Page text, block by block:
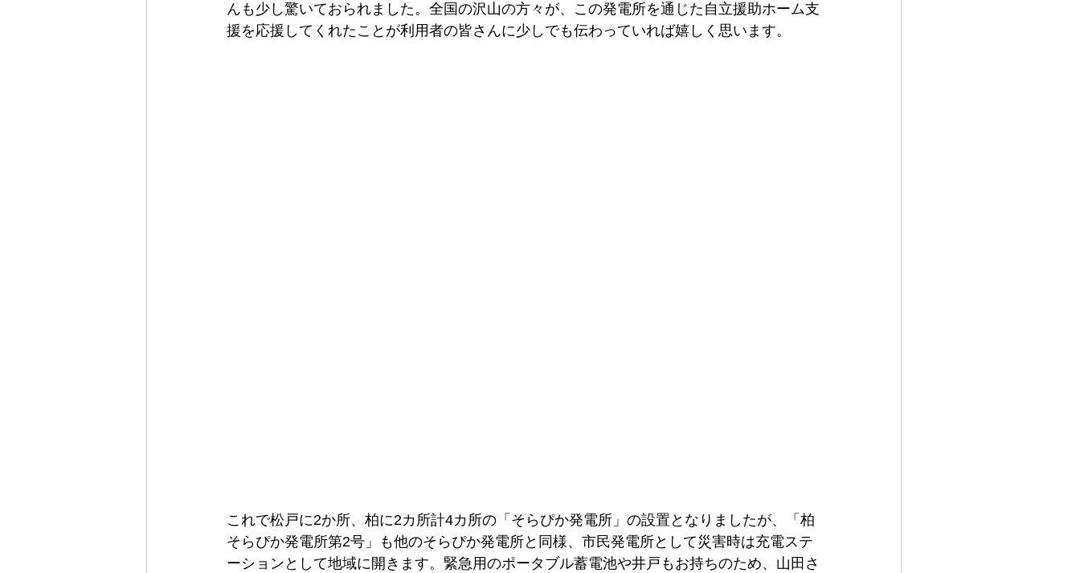
んも少し驚いておられました。全国の沢山の方々が、この発電所を通じた自立援助ホーム支
援を応援してくれたことが利用者の皆さんに少しでも伝わっていれば嬉しく思います。
これで松戸に2か所、柏に2カ所計4カ所の「そらぴか発電所」の設置となりましたが、「柏
そらぴか発電所第2号」も他のそらぴか発電所と同様、市民発電所として災害時は充電ステ
ーションとして地域に開きます。緊急用のポータブル蓄電池や井戸もお持ちのため、山田さ